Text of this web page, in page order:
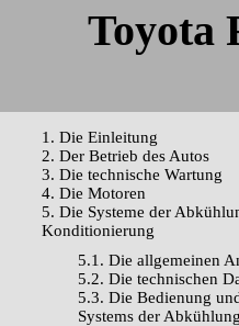
Toyota
1. Die Einleitung
2. Der Betrieb des Autos
3. Die technische Wartung
4. Die Motoren
5. Die Systeme der
Konditionierung
5.1. Die allgemeinen
5.2. Die technischen
5.3. Die Bedienung
Systems der Abkühlung